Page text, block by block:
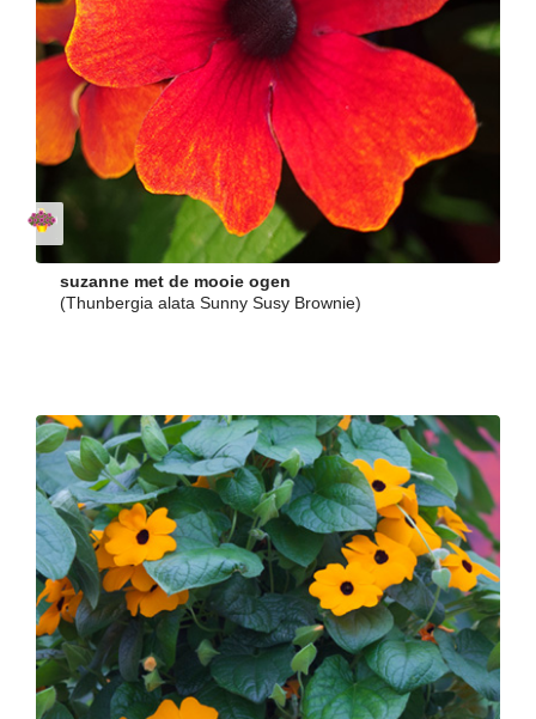
suzanne met de mooie ogen
(Thunbergia alata Sunny Susy Brownie)